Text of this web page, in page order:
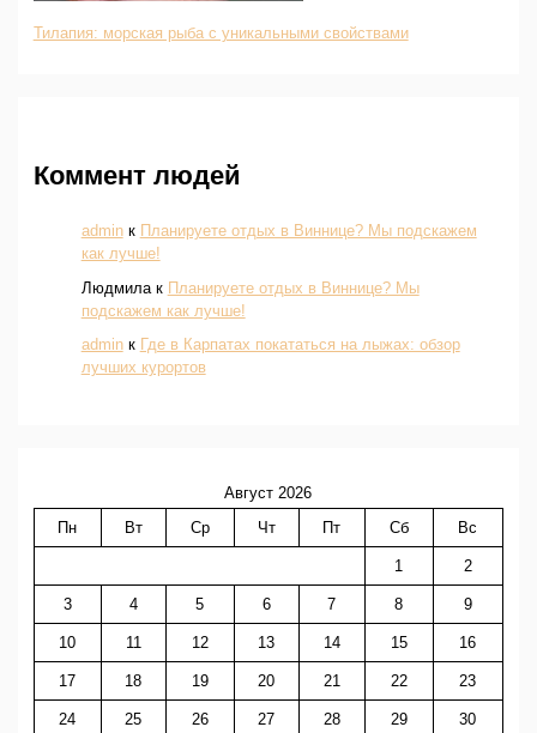
Тилапия: морская рыба с уникальными свойствами
Коммент людей
adminк Планируете отдых в Виннице? Мы подскажем
как лучше!
Людмилак Планируете отдых в Виннице? Мы
подскажем как лучше!
adminк Где в Карпатах покататься на лыжах: обзор
лучших курортов
Август 2026
Пн
Вт Ср Чт Пт Сб Вс
1 2
3 4 5 6 7 8 9
10 11 12 13 14 15 16
17 18 19 20 21 22 23
24 25 26 27 28 29 30